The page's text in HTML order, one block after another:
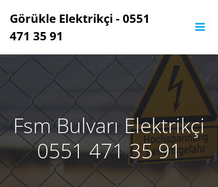
geç
Görükle Elektrikçi - 0551
471 35 91
Fsm Bulvarı Elektrikçi
0551 471 35 91